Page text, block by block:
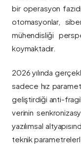
bir operasyon
otomasyonlar,
mühendisliği
koymaktadır.
2026 yılında
sadece hız
geliştirdiği anti-
verinin
yazılımsal
teknik